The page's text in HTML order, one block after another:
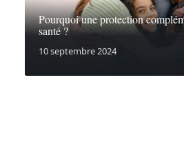
Pourquoi une protection
santé ?
10 septembre 2024